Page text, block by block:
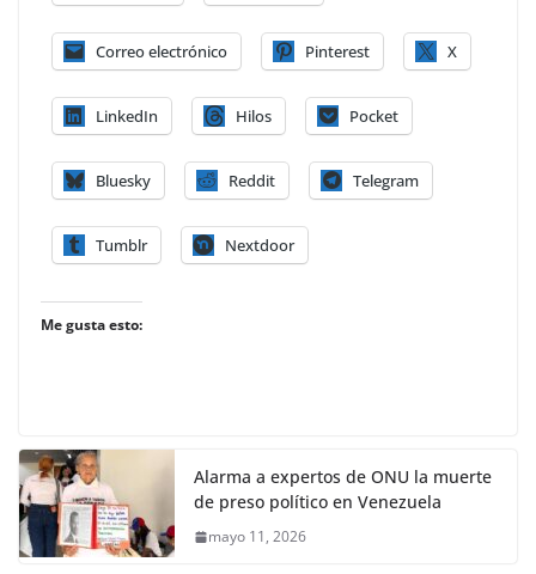
Correo electrónico Pinterest X
LinkedIn Hilos Pocket
Bluesky Reddit Telegram
Tumblr Nextdoor
Me gusta esto:
Alarma a expertos de ONU la muerte
de preso político en Venezuela
mayo 11, 2026